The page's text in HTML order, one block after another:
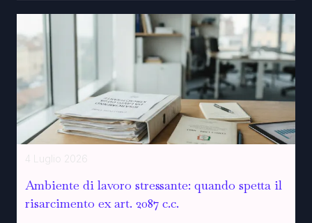
4 Luglio 2026
Ambiente di lavoro stressante: quando spetta il
risarcimento ex art. 2087 c.c.